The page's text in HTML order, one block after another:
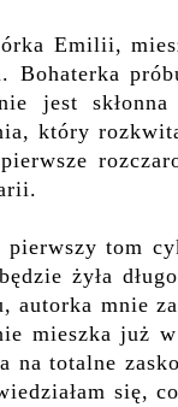
Emilii,
Bohaterka
jest
który
pierwszy tom
żyła
autorka mnie
mieszka już
na totalne
się,